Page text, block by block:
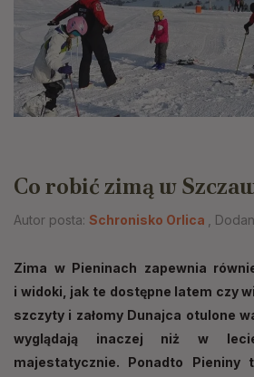
Co robić zimą w
Autor posta: Schronisko Orlica ,
Zima w Pieninach zapewnia
i widoki, jak te dostępne latem czy
szczyty i załomy Dunajca otulone
wyglądają inaczej niż w
majestatycznie. Ponadto